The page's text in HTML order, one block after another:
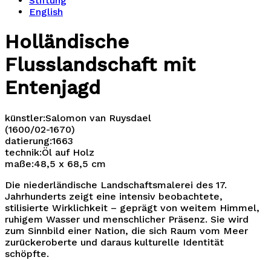
English
Holländische
Flusslandschaft mit
Entenjagd
künstler:Salomon van Ruysdael
(1600/02-1670)
datierung:1663
technik:Öl auf Holz
maße:48,5 x 68,5 cm
Die niederländische Landschaftsmalerei des 17.
Jahrhunderts zeigt eine intensiv beobachtete,
stilisierte Wirklichkeit – geprägt von weitem Himmel,
ruhigem Wasser und menschlicher Präsenz. Sie wird
zum Sinnbild einer Nation, die sich Raum vom Meer
zurückeroberte und daraus kulturelle Identität
schöpfte.